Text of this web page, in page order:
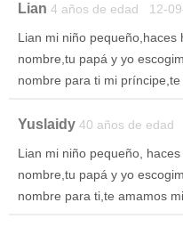
Lian 4 años de edad 12-
Lian mi niño pequeño,haces
nombre,tu papá y yo
nombre para ti mi príncipe,te
Yuslaidy 40 años de edad
Lian mi niño pequeño,
nombre,tu papá y yo
nombre para ti,te amamos